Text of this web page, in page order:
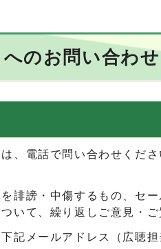
へのお問い合わせ
、電話で問い合わせくだ
誹謗・中傷するもの、セ
いて、繰り返しご意見・
記メールアドレス（広聴